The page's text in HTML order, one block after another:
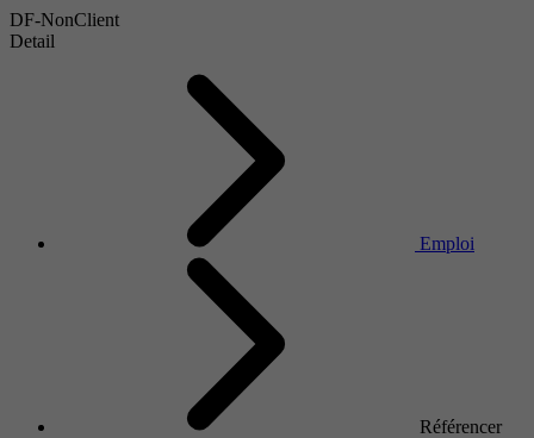
DF-NonClient
Detail
Emploi
Référencer